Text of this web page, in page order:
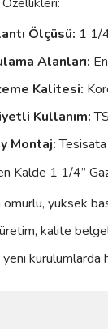
Ölçüsü: 1 1/
Alanları:
Kalitesi:
Kullanım:
Montaj:
Kalde 1 1/4”
yüksek
kalite
kurulumlarda